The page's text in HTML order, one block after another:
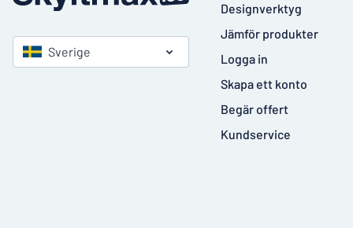
Sverige
Designverktyg
Jämför produkter
Logga in
Skapa ett konto
Begär offert
Kundservice